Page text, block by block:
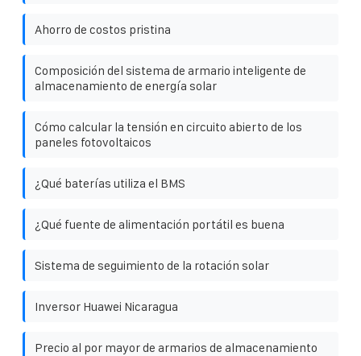
Ahorro de costos pristina
Composición del sistema de armario inteligente de
almacenamiento de energía solar
Cómo calcular la tensión en circuito abierto de los
paneles fotovoltaicos
¿Qué baterías utiliza el BMS
¿Qué fuente de alimentación portátil es buena
Sistema de seguimiento de la rotación solar
Inversor Huawei Nicaragua
Precio al por mayor de armarios de almacenamiento